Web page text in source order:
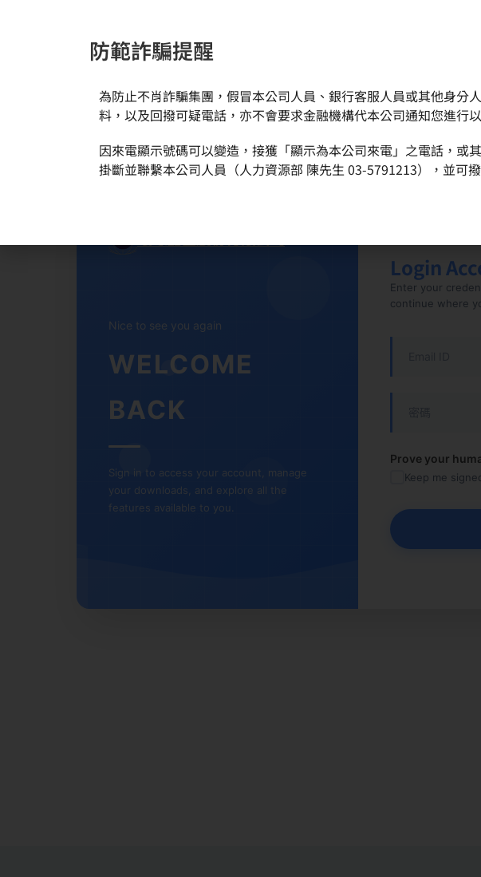
新聞與活動 關於環球晶圓 產品
Nice to see you again
WELCOME
BACK
Sign in to access your account, manage
your downloads, and explore all the
features available to you.
Login
Enter your
continue where
Prove your
Keep me
防範詐騙提醒
為防止不肖詐騙集團，假冒本公司人員、銀行客服人員或其他身分
料，以及回撥可疑電話，亦不會要求金融機構代本公司通知您進行
因來電顯示號碼可以變造，接獲「顯示為本公司來電」之電話，或
掛斷並聯繫本公司人員（人力資源部 陳先生 03-5791213），並可